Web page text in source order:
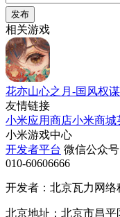
发布
相关游戏
花亦山心之月-国风权谋
友情链接
小米应用商店小米商城
小米游戏中心
开发者平台 微信公众号
010-60606666
开发者：北京瓦力网络
北京地址：北京市昌平